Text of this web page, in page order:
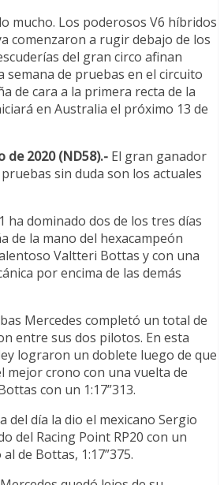
mucho. Los poderosos V6 híbridos
comenzaron a rugir debajo de los
del gran circo afinan
semana de pruebas en el circuito
de cara a la primera recta de la
en Australia el próximo 13 de
de 2020 (ND58).- El gran ganador
sin duda son los actuales
ha dominado dos de los tres días
de la mano del hexacampeón
Valtteri Bottas y con una
por encima de las demás
Mercedes completó un total de
entre sus dos pilotos. En esta
lograron un doblete luego de que
mejor crono con una vuelta de
con un 1:17”313.
del día la dio el mexicano Sergio
del Racing Point RP20 con un
de Bottas, 1:17”375.